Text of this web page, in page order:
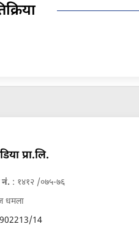
प्रा.लि.
नं. : १४१२ /०७५-७६
धमला
14